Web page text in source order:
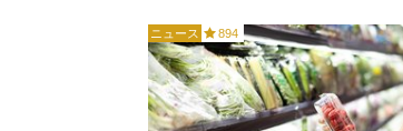
ニュース 894